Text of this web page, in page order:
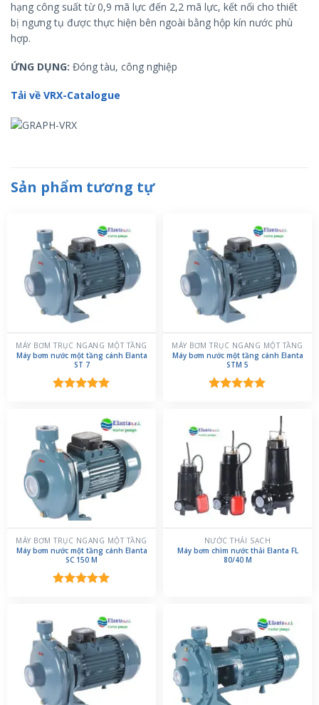
hạng công suất từ ​​0,9 mã lực đến 2,2 mã lực, kết nối cho thiết
bị ngưng tụ được thực hiện bên ngoài bằng hộp kín nước phù
hợp.
ỨNG DỤNG: Đóng tàu, công nghiệp
Tải về VRX-Catalogue
Sản phẩm tương tự
MÁY BƠM TRỤC NGANG MỘT TẦNG
Máy bơm nước một tầng cánh Elanta
ST 7
MÁY BƠM TRỤC NGANG MỘT TẦNG
Máy bơm nước một tầng cánh Elanta
STM 5
MÁY BƠM TRỤC NGANG MỘT TẦNG
Máy bơm nước một tầng cánh Elanta
SC 150 M
NƯỚC THẢI SẠCH
Máy bơm chìm nước thải Elanta FL
80/40 M